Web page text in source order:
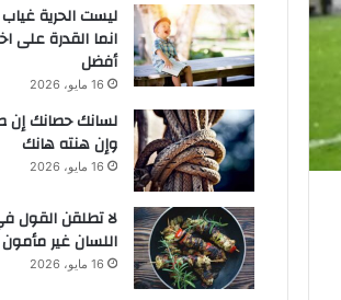
ليست الحرية غياب
انما القدرة على
أفضل
16 مايو، 2026
لسانك حصانك إن
وإن هنته هانك
16 مايو، 2026
لا تطلقن القول
اللسان غير مأمون
16 مايو، 2026